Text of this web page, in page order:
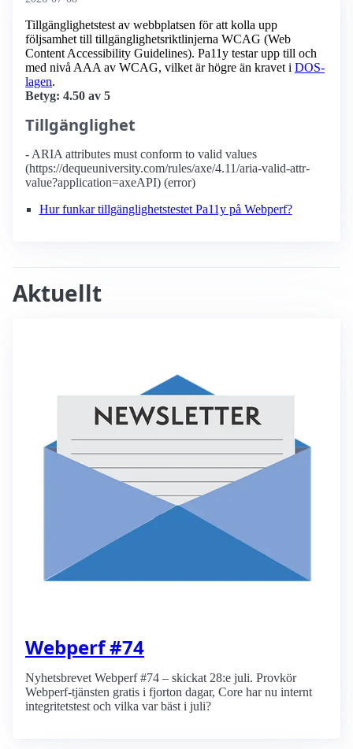
Tillgänglighetstest av webbplatsen för att kolla upp
följsamhet till tillgänglighets­riktlinjerna WCAG (Web
Content Accessibility Guidelines). Pa11y testar upp till och
med nivå AAA av WCAG, vilket är högre än kravet i DOS-
lagen.
Betyg: 4.50 av 5
Tillgänglighet
- ARIA attributes must conform to valid values
(https://dequeuniversity.com/rules/axe/4.11/aria-valid-attr-
value?application=axeAPI) (error)
Hur funkar tillgänglighetstestet Pa11y på Webperf?
Aktuellt
Webperf #74
Nyhetsbrevet Webperf #74 – skickat 28:e juli. Provkör
Webperf-tjänsten gratis i fjorton dagar, Core har nu internt
integritetstest och vilka var bäst i juli?